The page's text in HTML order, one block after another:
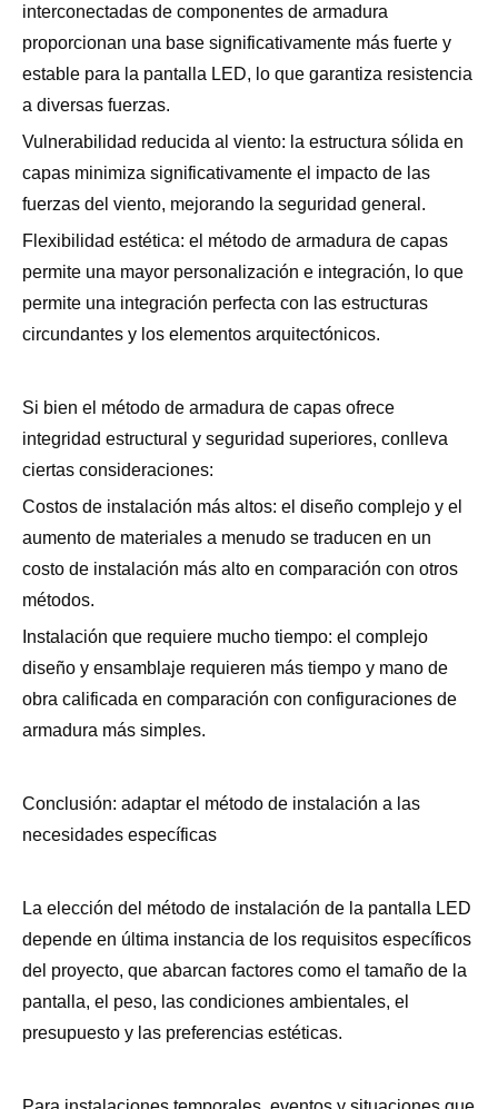
interconectadas de componentes de armadura
proporcionan una base significativamente más fuerte y
estable para la pantalla LED, lo que garantiza resistencia
a diversas fuerzas.
Vulnerabilidad reducida al viento: la estructura sólida en
capas minimiza significativamente el impacto de las
fuerzas del viento, mejorando la seguridad general.
Flexibilidad estética: el método de armadura de capas
permite una mayor personalización e integración, lo que
permite una integración perfecta con las estructuras
circundantes y los elementos arquitectónicos.
Si bien el método de armadura de capas ofrece
integridad estructural y seguridad superiores, conlleva
ciertas consideraciones:
Costos de instalación más altos: el diseño complejo y el
aumento de materiales a menudo se traducen en un
costo de instalación más alto en comparación con otros
métodos.
Instalación que requiere mucho tiempo: el complejo
diseño y ensamblaje requieren más tiempo y mano de
obra calificada en comparación con configuraciones de
armadura más simples.
Conclusión: adaptar el método de instalación a las
necesidades específicas
La elección del método de instalación de la pantalla LED
depende en última instancia de los requisitos específicos
del proyecto, que abarcan factores como el tamaño de la
pantalla, el peso, las condiciones ambientales, el
presupuesto y las preferencias estéticas.